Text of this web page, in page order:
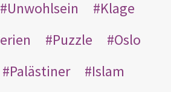
Unwohlsein
Klage
Puzzle
Oslo
Palästiner
Islam